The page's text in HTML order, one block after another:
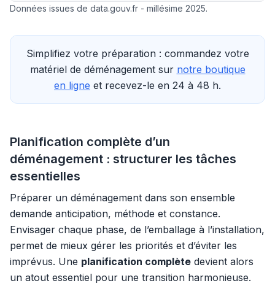
Données issues de data.gouv.fr - millésime 2025.
Simplifiez votre préparation : commandez votre
matériel de déménagement sur notre boutique
en ligne et recevez-le en 24 à 48 h.
Planification complète d’un
déménagement : structurer les tâches
essentielles
Préparer un déménagement dans son ensemble
demande anticipation, méthode et constance.
Envisager chaque phase, de l’emballage à l’installation,
permet de mieux gérer les priorités et d’éviter les
imprévus. Une planification complète devient alors
un atout essentiel pour une transition harmonieuse.